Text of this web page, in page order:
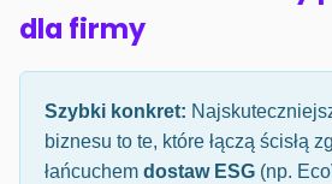
dla firmy
Szybki konkret:
biznesu to te, które łączą ścisłą
łańcuchem dostaw ESG (np.